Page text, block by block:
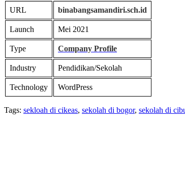
URL binabangsamandiri.sch.id
Launch Mei 2021
Type Company Profile
Industry Pendidikan/Sekolah
Technology WordPress
Tags: sekloah di cikeas, sekolah di bogor, sekolah di